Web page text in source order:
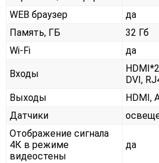
WEB браузер
да
Память, ГБ
32 Гб
Wi-Fi
да
Входы
DVI,
Выходы
HDMI,
Датчики
Отображение сигнала
4К в режиме
видеостены
да